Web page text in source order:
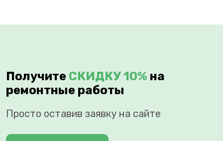
Получите СКИДКУ 10% на
ремонтные работы
Просто оставив заявку на сайте